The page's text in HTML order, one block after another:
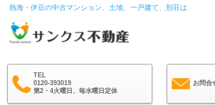
熱海・伊豆の中古マンション、土地、一戸建て、別荘は
TEL
0120-393019
第2・4火曜日、毎水曜日定休
お問合